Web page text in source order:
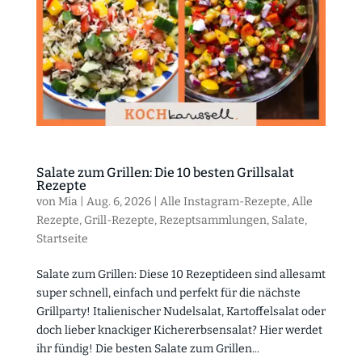
Salate zum Grillen: Die 10 besten Grillsalat
Rezepte
vonMia| Aug. 6, 2026| Alle Instagram-Rezepte,Alle
Rezepte, Grill-Rezepte,Rezeptsammlungen, Salate,
Startseite
Salate zum Grillen: Diese 10 Rezeptideen sind allesamt
super schnell, einfach und perfekt für die nächste
Grillparty! Italienischer Nudelsalat, Kartoffelsalat oder
doch lieber knackiger Kichererbsensalat? Hier werdet
ihr fündig! Die besten Salate zum Grillen...